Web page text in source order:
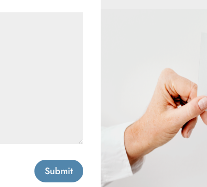
Submit